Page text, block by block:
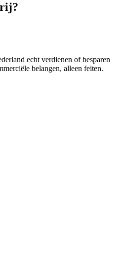
echt verdienen of besparen
belangen, alleen feiten.